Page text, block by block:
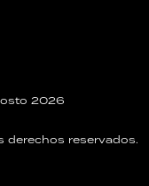
2026
derechos reservados.